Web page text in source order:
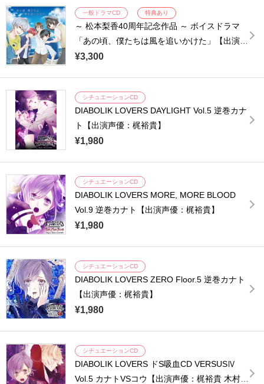
一般ドラマCD 特典あり
～ 松本梨香40周年記念作品 ～ ボイスドラマ
「あの頃、僕たちは風を追いかけた」【出演声
優：松本梨香 梶裕貴 岡本信彦 石川界人 林勇
¥3,300
シチュエーションCD
DIABOLIK LOVERS DAYLIGHT Vol.5 逆巻カナ
ト【出演声優：梶裕貴】
¥1,980
シチュエーションCD
DIABOLIK LOVERS MORE, MORE BLOOD
Vol.9 逆巻カナト【出演声優：梶裕貴】
¥1,980
シチュエーションCD
DIABOLIK LOVERS ZERO Floor.5 逆巻カナト
【出演声優：梶裕貴】
¥1,980
シチュエーションCD
DIABOLIK LOVERS ドS吸血CD VERSUSⅣ
Vol.5 カナトVSコウ【出演声優：梶裕貴 木村良